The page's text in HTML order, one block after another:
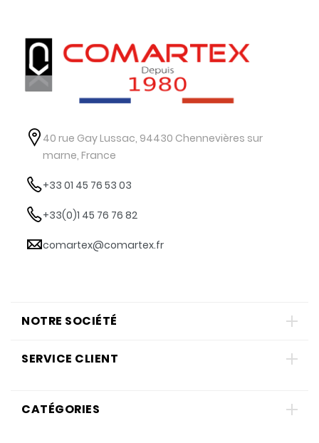
40 rue Gay Lussac, 94430 Chennevières sur
marne, France
+33 01 45 76 53 03
+33(0)1 45 76 76 82
comartex@comartex.fr
NOTRE SOCIÉTÉ
SERVICE CLIENT
CATÉGORIES